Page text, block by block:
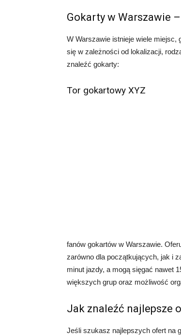
Gokarty w Warszawie
W Warszawie istnieje wiele miejsc,
się w zależności od lokalizacji,
znaleźć gokarty:
Tor gokartowy XYZ
fanów gokartów w Warszawie.
zarówno dla początkujących, jak i
minut jazdy, a mogą sięgać nawet
większych grup oraz możliwość
Jak znaleźć najlepsze
Jeśli szukasz najlepszych ofert na